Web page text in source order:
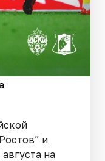
и
на